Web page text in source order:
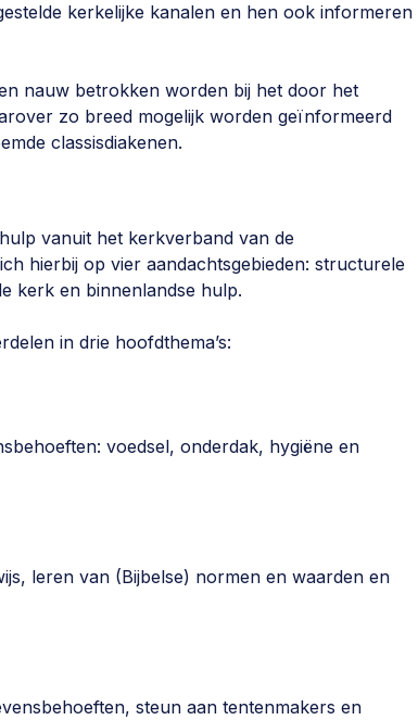
kerkelijke kanalen en hen ook informeren
nauw betrokken worden bij het door het
zo breed mogelijk worden geïnformeerd
classisdiakenen.
vanuit het kerkverband van de
hierbij op vier aandachtsgebieden: structurele
kerk en binnenlandse hulp.
in drie hoofdthema’s:
voedsel, onderdak, hygiëne en
leren van (Bijbelse) normen en waarden en
steun aan tentenmakers en